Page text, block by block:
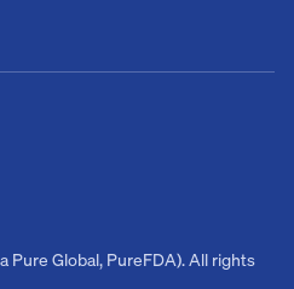
Global, PureFDA). All rights